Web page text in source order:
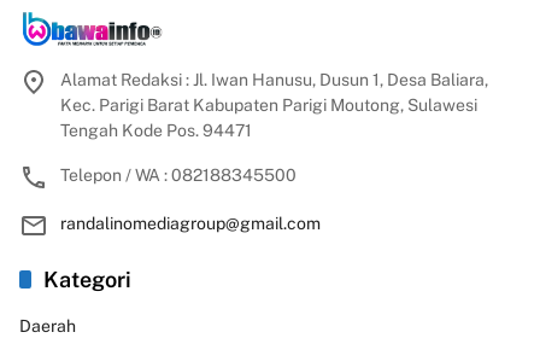
Alamat Redaksi : Jl. Iwan Hanusu, Dusun 1, Desa Baliara,
Kec. Parigi Barat Kabupaten Parigi Moutong, Sulawesi
Tengah Kode Pos. 94471
Telepon / WA : 082188345500
randalinomediagroup@gmail.com
Kategori
Daerah